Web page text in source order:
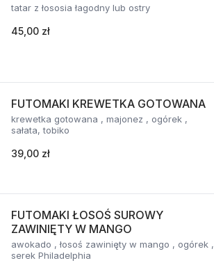
tatar z łososia łagodny lub ostry
45,00 zł
FUTOMAKI KREWETKA GOTOWANA
krewetka gotowana , majonez , ogórek ,
sałata, tobiko
39,00 zł
FUTOMAKI ŁOSOŚ SUROWY
ZAWINIĘTY W MANGO
awokado , łosoś zawinięty w mango , ogórek ,
serek Philadelphia